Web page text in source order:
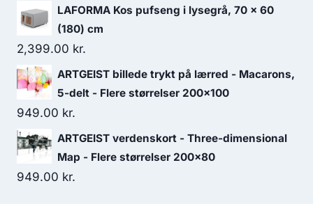
LAFORMA Kos pufseng i lysegrå, 70 x 60
(180) cm
2,399.00 kr.
ARTGEIST billede trykt på lærred - Macarons,
5-delt - Flere størrelser 200x100
949.00 kr.
ARTGEIST verdenskort - Three-dimensional
Map - Flere størrelser 200x80
949.00 kr.